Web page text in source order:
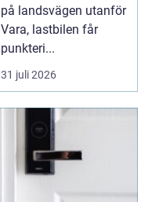
på landsvägen utanför
Vara, lastbilen får
punkteri...
31 juli 2026